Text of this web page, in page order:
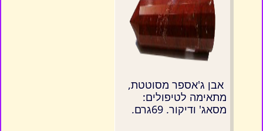
אבן ג'אספר מסוטטת,
מתאימה לטיפולים:
מסאג' ודיקור. 69גרם.